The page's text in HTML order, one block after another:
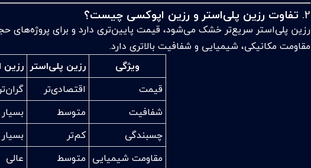
2. تفاوت رزین پلی‌استر و رزین اپوکسی چیست؟
رزین پلی‌استر سریع‌تر خشک می‌شود، قیمت پایین‌تری دارد و برای
مقاومت مکانیکی، شیمیایی و شفافیت بالاتری دارد.
ویژگی
رزین پلی‌استر
قیمت
اقتصادی‌تر
شفافیت
متوسط
بسیار
چسبندگی
کم‌تر
بسیار
مقاومت شیمیایی متوسط عالی